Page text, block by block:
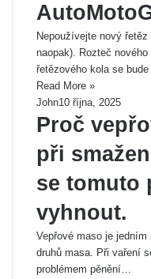
Nepoužívejte nový
naopak). Rozteč
řetězového kola se
Read More »
John10 října, 2025
Proč
při
se tomuto
vyhnout.
Vepřové maso je
druhů masa. Při vaření
problémem pěnění…